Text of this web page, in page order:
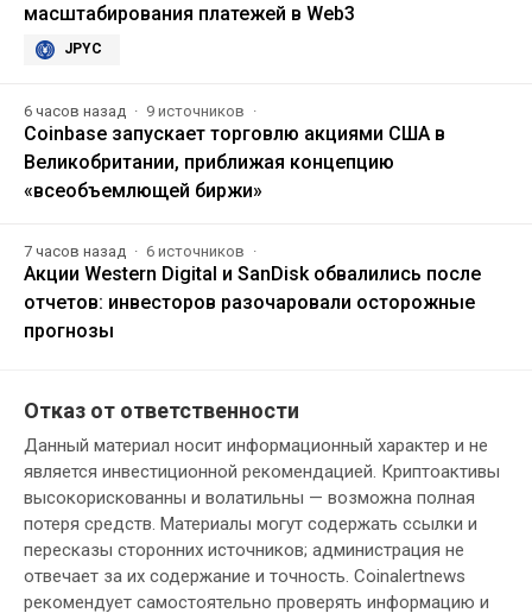
масштабирования платежей в Web3
JPYC
6 часов назад 9 источников
Coinbase запускает торговлю акциями США в
Великобритании, приближая концепцию
«всеобъемлющей биржи»
7 часов назад 6 источников
Акции Western Digital и SanDisk обвалились после
отчетов: инвесторов разочаровали осторожные
прогнозы
Отказ от ответственности
Данный материал носит информационный характер и не
является инвестиционной рекомендацией. Криптоактивы
высокорискованны и волатильны — возможна полная
потеря средств. Материалы могут содержать ссылки и
пересказы сторонних источников; администрация не
отвечает за их содержание и точность. Coinalertnews
рекомендует самостоятельно проверять информацию и